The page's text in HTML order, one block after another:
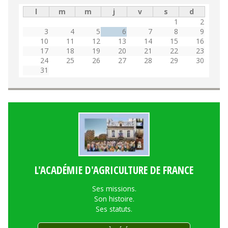
l m m j v s
d
1
2
3
4 5 6 7 8
9
10
11 12 13 14 15
16
17
18 19 20 21 22
23
24
25 26 27 28 29
30
31
L'ACADÉMIE D'AGRICULTURE DE FRANCE
Ses missions.
Son histoire.
Ses statuts.